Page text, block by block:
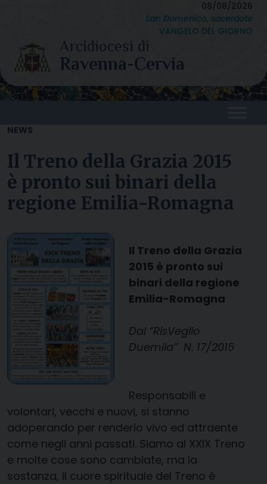
content
08/08/2026
San Domenico, sacerdote
VANGELO DEL GIORNO
NEWS
Il Treno della Grazia 2015
è pronto sui binari della
regione Emilia-Romagna
Il Treno della Grazia
2015 è pronto sui
binari della regione
Emilia-Romagna
Dal “RisVeglio
Duemila” N. 17/2015
Responsabili e
volontari, vecchi e nuovi, si stanno
adoperando per renderlo vivo ed attraente
come negli anni passati. Siamo al XXIX Treno
e molte cose sono cambiate, ma la
sostanza, il cuore spirituale del Treno è